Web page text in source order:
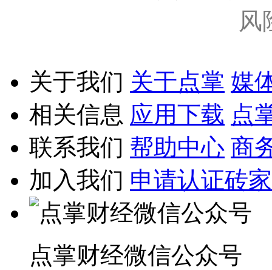
风
关于我们 关于点掌 媒
相关信息 应用下载 点
联系我们 帮助中心 商
加入我们 申请认证砖家
点掌财经微信公众号